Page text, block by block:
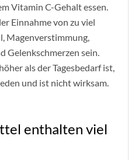
Vitamin C-Gehalt essen.
Einnahme von zu viel
Magenverstimmung,
sein.
als der Tagesbedarf ist,
und ist nicht wirksam.
enthalten viel